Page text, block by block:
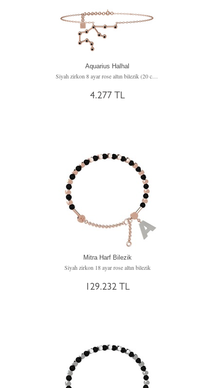
Aquarius Halhal
Siyah zirkon 8 ayar rose altın bilezik (20 cm rose altın rolo zincir)
4.277 TL
Mitra Harf Bilezik
Siyah zirkon 18 ayar rose altın bilezik
129.232 TL